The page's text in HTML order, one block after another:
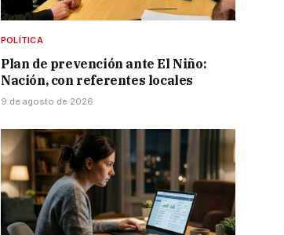
POLÍTICA
Plan de prevención ante El Niño:
Nación, con referentes locales
9 de agosto de 2026